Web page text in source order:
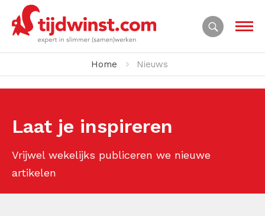
Home Nieuws
Laat je inspireren
Vrijwel wekelijks publiceren we nieuwe
artikelen